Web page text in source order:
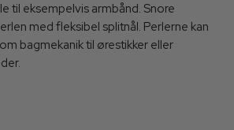
til eksempelvis armbånd. Snore
med fleksibel splitnål. Perlerne kan
bagmekanik til ørestikker eller